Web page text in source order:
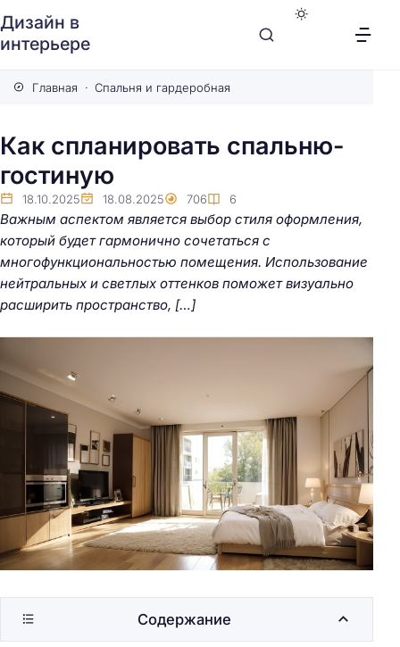
Дизайн в
интерьере
Главная Спальня и гардеробная
Как спланировать спальню-
гостиную
18.10.2025 18.08.2025 706 6
Важным аспектом является выбор стиля оформления,
который будет гармонично сочетаться с
многофункциональностью помещения. Использование
нейтральных и светлых оттенков поможет визуально
расширить пространство, […]
Содержание